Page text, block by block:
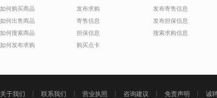
如何购买商品
如何出售商品
如何搜索商品
如何发布求购
发布求购
寄售信息
担保信息
购买点卡
发布寄售信息
发布担保信息
搜索求购信息
关于我们 联系我们 营业执照 咨询建议 免责声明 诚